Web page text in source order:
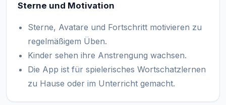
Sterne und Motivation
Sterne, Avatare und Fortschritt motivieren zu
regelmäßigem Üben.
Kinder sehen ihre Anstrengung wachsen.
Die App ist für spielerisches Wortschatzlernen
zu Hause oder im Unterricht gemacht.